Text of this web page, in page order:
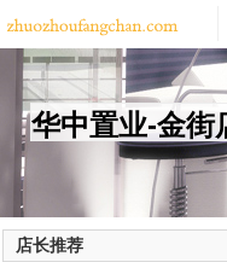
华中置业-金街
店长推荐